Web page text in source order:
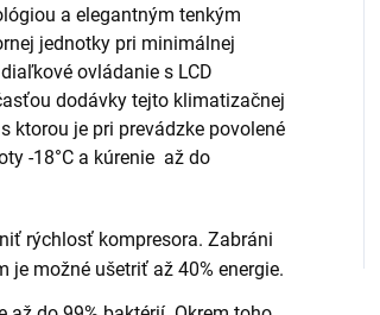
a elegantným tenkým
jednotky pri minimálnej
ovládanie s LCD
dodávky tejto klimatizačnej
ktorou je pri prevádzke povolené
-18°C a kúrenie až do
rýchlosť kompresora. Zabráni
možné ušetriť až 40% energie.